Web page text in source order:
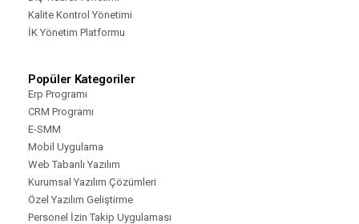
Kalite Kontrol Yönetimi
İK Yönetim Platformu
Popüler Kategoriler
Erp Programı
CRM Programı
E-SMM
Mobil Uygulama
Web Tabanlı Yazılım
Kurumsal Yazılım Çözümleri
Özel Yazılım Geliştirme
Personel İzin Takip Uygulaması